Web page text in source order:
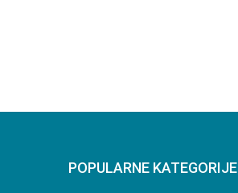
POPULARNE KATEGORIJE